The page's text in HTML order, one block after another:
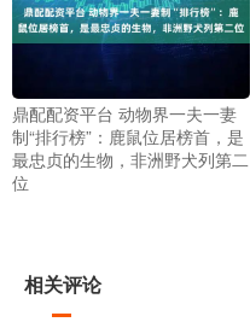
鼎配配资平台 动物界一夫一妻
制“排行榜”：鹿鼠位居榜首，是
最忠贞的生物，非洲野犬列第二
位
相关评论